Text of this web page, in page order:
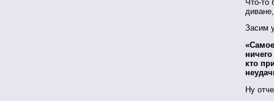
Что-то
Засим
кто
Ну